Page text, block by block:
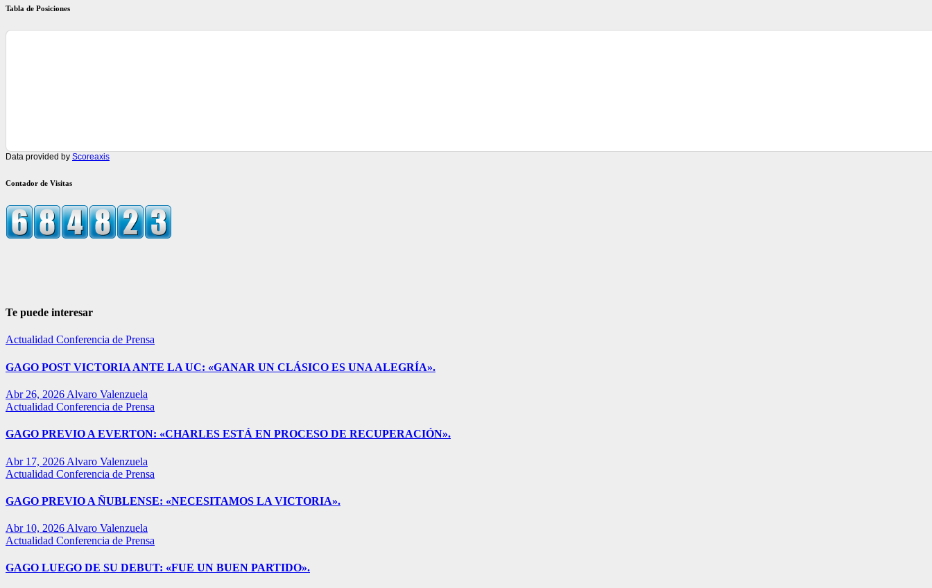
Tabla de Posiciones
Data provided by Scoreaxis
Contador de Visitas
Te puede interesar
Actualidad Conferencia de Prensa
GAGO POST VICTORIA ANTE LA UC: «GANAR UN CLÁSICO ES UNA ALEGRÍA».
Abr 26, 2026 Alvaro Valenzuela
Actualidad Conferencia de Prensa
GAGO PREVIO A EVERTON: «CHARLES ESTÁ EN PROCESO DE RECUPERACIÓN».
Abr 17, 2026 Alvaro Valenzuela
Actualidad Conferencia de Prensa
GAGO PREVIO A ÑUBLENSE: «NECESITAMOS LA VICTORIA».
Abr 10, 2026 Alvaro Valenzuela
Actualidad Conferencia de Prensa
GAGO LUEGO DE SU DEBUT: «FUE UN BUEN PARTIDO».